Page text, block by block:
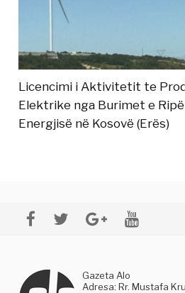
Licencimi i Aktivitetit te
Elektrike nga Burimet e
Energjisë në Kosovë (Erës)
Gazeta Alo
Adresa: Rr. Mustafa